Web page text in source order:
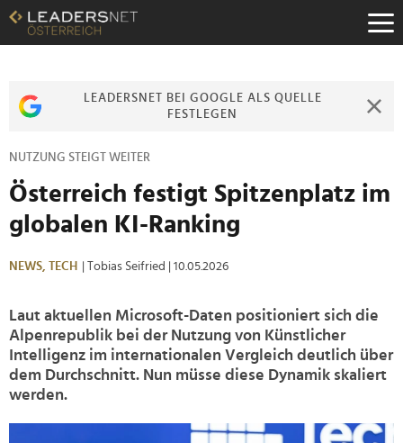
Zum
Inhalt
Zur
Zur
LEADERSNET BEI GOOGLE ALS QUELLE
FESTLEGEN
NUTZUNG STEIGT WEITER
Österreich festigt Spitzenplatz im
globalen KI-Ranking
NEWS, TECH | Tobias Seifried | 10.05.2026
Laut aktuellen Microsoft-Daten positioniert sich die
Alpenrepublik bei der Nutzung von Künstlicher
Intelligenz im internationalen Vergleich deutlich über
dem Durchschnitt. Nun müsse diese Dynamik skaliert
werden.